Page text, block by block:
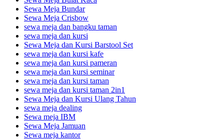
Sewa Meja Bundar
Sewa Meja Crisbow
sewa meja dan bangku taman
sewa meja dan kursi
Sewa Meja dan Kursi Barstool Set
sewa meja dan kursi kafe
sewa meja dan kursi pameran
sewa meja dan kursi seminar
sewa meja dan kursi taman
sewa meja dan kursi taman 2in1
Sewa Meja dan Kursi Ulang Tahun
sewa meja dealing
Sewa meja IBM
Sewa Meja Jamuan
Sewa meja kantor